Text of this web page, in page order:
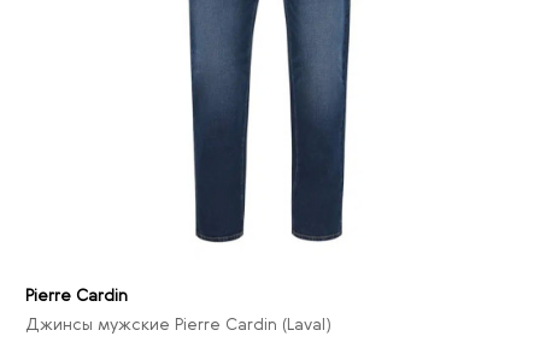
Pierre Cardin
Джинсы мужские Pierre Cardin (Laval)